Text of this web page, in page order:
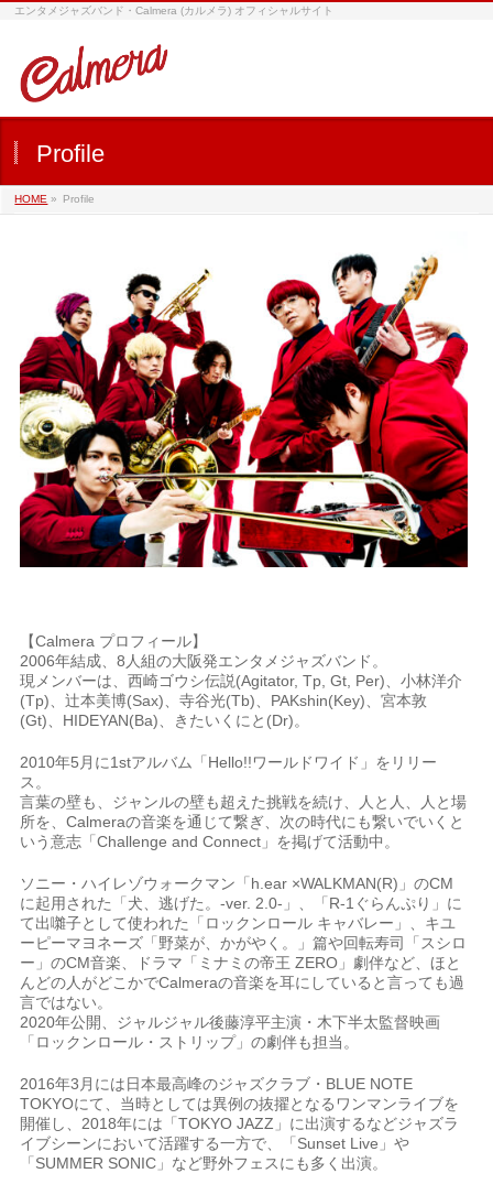
エンタメジャズバンド・Calmera (カルメラ) オフィシャルサイト
Profile
HOME » Profile
【Calmera プロフィール】
2006年結成、8人組の大阪発エンタメジャズバンド。
現メンバーは、西崎ゴウシ伝説(Agitator, Tp, Gt, Per)、小林洋介
(Tp)、辻本美博(Sax)、寺谷光(Tb)、PAKshin(Key)、宮本敦
(Gt)、HIDEYAN(Ba)、きたいくにと(Dr)。
2010年5月に1stアルバム「Hello!!ワールドワイド」をリリー
ス。
言葉の壁も、ジャンルの壁も超えた挑戦を続け、人と人、人と場
所を、Calmeraの音楽を通じて繋ぎ、次の時代にも繋いでいくと
いう意志「Challenge and Connect」を掲げて活動中。
ソニー・ハイレゾウォークマン「h.ear ×WALKMAN(R)」のCM
に起用された「犬、逃げた。-ver. 2.0-」、「R-1ぐらんぷり」に
て出囃子として使われた「ロックンロール キャバレー」、キユ
ーピーマヨネーズ「野菜が、かがやく。」篇や回転寿司「スシロ
ー」のCM音楽、ドラマ「ミナミの帝王 ZERO」劇伴など、ほと
んどの人がどこかでCalmeraの音楽を耳にしていると言っても過
言ではない。
2020年公開、ジャルジャル後藤淳平主演・木下半太監督映画
「ロックンロール・ストリップ」の劇伴も担当。
2016年3月には日本最高峰のジャズクラブ・BLUE NOTE
TOKYOにて、当時としては異例の抜擢となるワンマンライブを
開催し、2018年には「TOKYO JAZZ」に出演するなどジャズラ
イブシーンにおいて活躍する一方で、「Sunset Live」や
「SUMMER SONIC」など野外フェスにも多く出演。